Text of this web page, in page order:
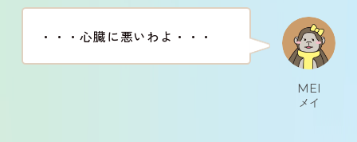
MEI
メイ
・・・心臓に悪いわよ・・・